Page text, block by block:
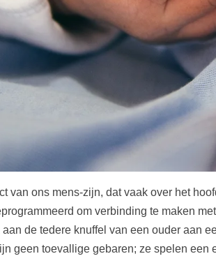
van ons mens-zijn, dat vaak over het
om verbinding te maken
de tedere knuffel van een ouder aan
geen toevallige gebaren; ze spelen een